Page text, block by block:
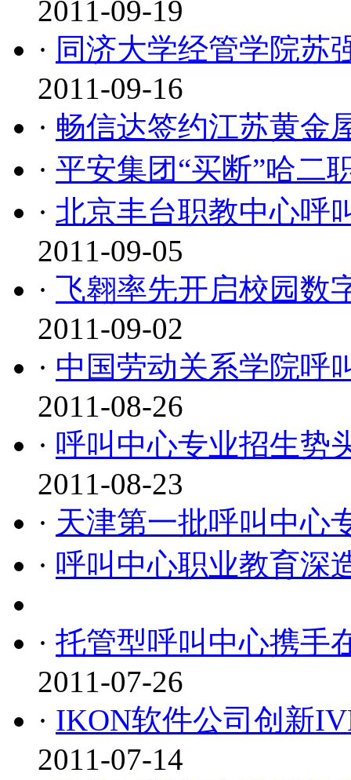
2011-09-19
· 同济大学经管学院苏
2011-09-16
· 畅信达签约江苏黄金
· 平安集团“买断”哈二
· 北京丰台职教中心呼
2011-09-05
· 飞翱率先开启校园数
2011-09-02
· 中国劳动关系学院呼
2011-08-26
· 呼叫中心专业招生势
2011-08-23
· 天津第一批呼叫中心
· 呼叫中心职业教育深
· 托管型呼叫中心携手
2011-07-26
· IKON软件公司创新
2011-07-14